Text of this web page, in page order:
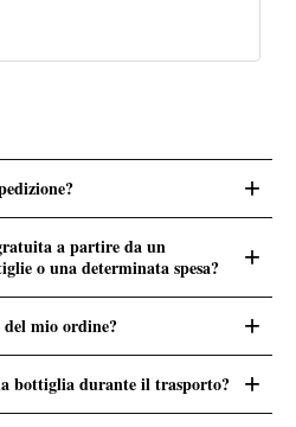
+
a partire da un
o una determinata spesa?
+
mio ordine? +
bottiglia durante il trasporto? +